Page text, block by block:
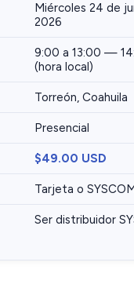
Miércoles 24 de
2026
9:00 a 13:00 —
(hora local)
Torreón, Coahuila
Presencial
$49.00 USD
Tarjeta o
Ser distribuidor